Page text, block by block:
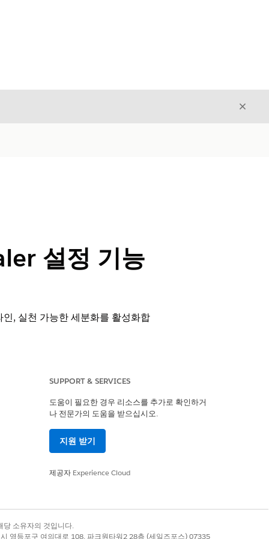
닫기
설정 기능
, 실천 가능한 세분화를 활성화합
SUPPORT & SERVICES
도움이 필요한 경우 리소스를 추가로 확인하거
나 전문가의 도움을 받으십시오.
지원 받기
제공자 Experience Cloud
소유자의 것입니다.
영등포구 여의대로 108, 파크원타워2 28층 (세일즈포스) 07335